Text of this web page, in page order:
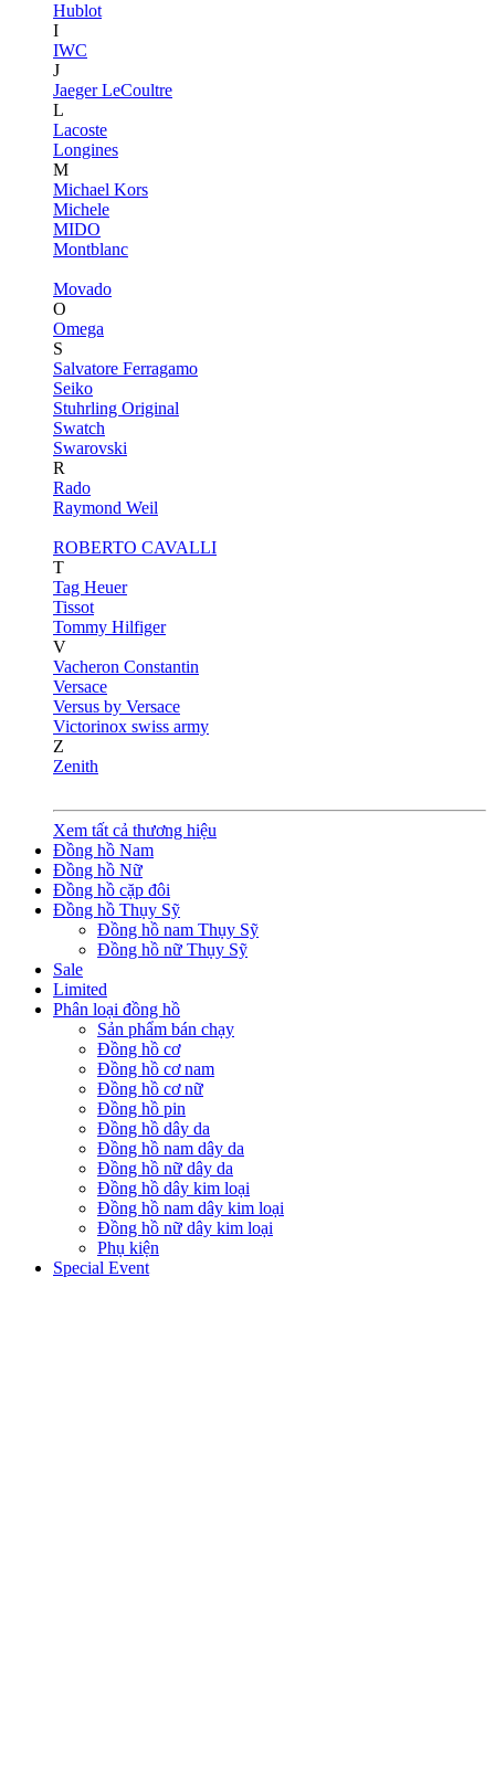
Hublot
I
IWC
J
Jaeger LeCoultre
L
Lacoste
Longines
M
Michael Kors
Michele
MIDO
Montblanc
Movado
O
Omega
S
Salvatore Ferragamo
Seiko
Stuhrling Original
Swatch
Swarovski
R
Rado
Raymond Weil
ROBERTO CAVALLI
T
Tag Heuer
Tissot
Tommy Hilfiger
V
Vacheron Constantin
Versace
Versus by Versace
Victorinox swiss army
Z
Zenith
Xem tất cả thương hiệu
Đồng hồ Nam
Đồng hồ Nữ
Đồng hồ cặp đôi
Đồng hồ Thụy Sỹ
Đồng hồ nam Thụy Sỹ
Đồng hồ nữ Thụy Sỹ
Sale
Limited
Phân loại đồng hồ
Sản phẩm bán chạy
Đồng hồ cơ
Đồng hồ cơ nam
Đồng hồ cơ nữ
Đồng hồ pin
Đồng hồ dây da
Đồng hồ nam dây da
Đồng hồ nữ dây da
Đồng hồ dây kim loại
Đồng hồ nam dây kim loại
Đồng hồ nữ dây kim loại
Phụ kiện
Special Event